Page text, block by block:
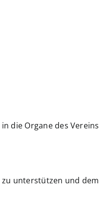
die Organe des Vereins
unterstützen und dem